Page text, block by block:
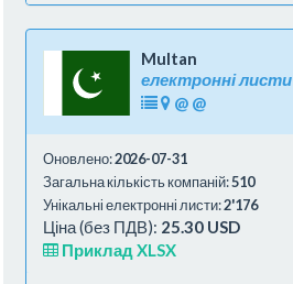
Multan
електронні листи
@ @
Оновлено:2026-07-31
Загальна кількість компаній:510
Унікальні електронні листи:2'176
Ціна (без ПДВ): 25.30 USD
Приклад XLSX